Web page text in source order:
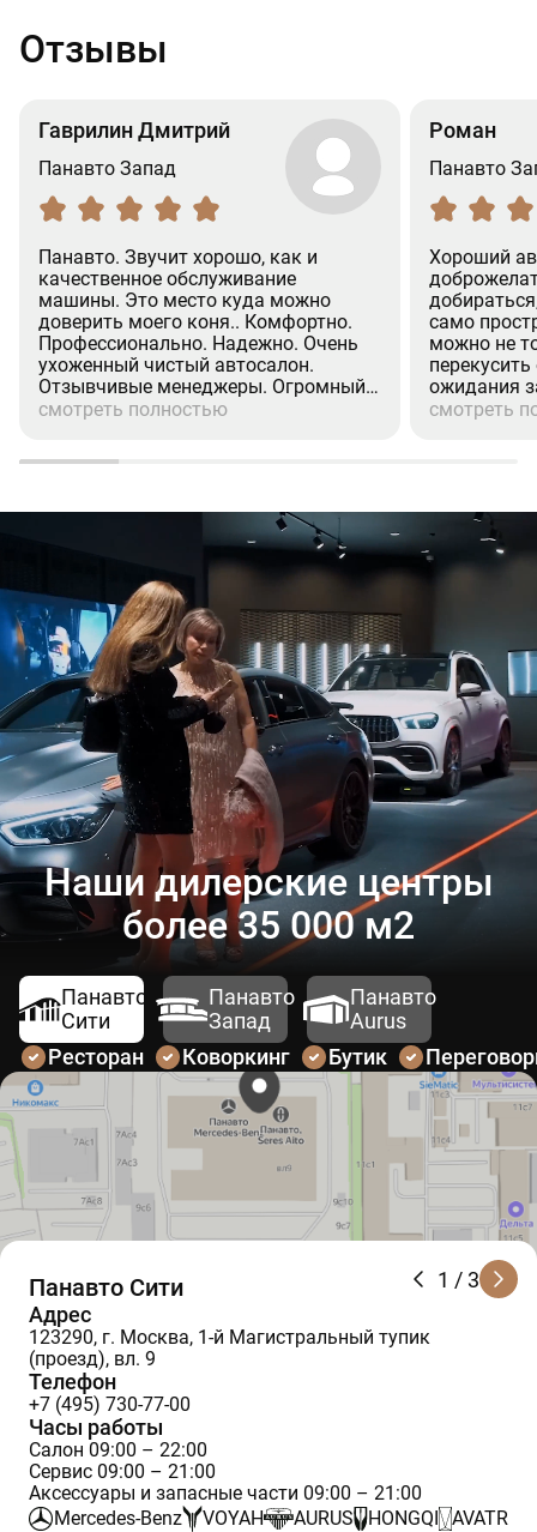
Отзывы
Гаврилин Дмитрий
Панавто Запад
Панавто. Звучит хорошо, как и
качественное обслуживание
машины. Это место куда можно
доверить моего коня.. Комфортно.
Профессионально. Надежно. Очень
ухоженный чистый автосалон.
Отзывчивые менеджеры. Огромный
респект менеджеру (Александр.
делу. Отлично.Рекомендую.
смотреть полностью
Роман
Панавто
Хороший
само
можно не
ожидания
процедуры
эмоции.
смотреть
Наши дилерские центры
более 35 000 м2
Панавто
Сити
Панавто
Запад
Панавто
Aurus
Ресторан
Коворкинг Бутик
1 / 3
Панавто Сити
Адрес
123290, г. Москва, 1-й Магистральный тупик
(проезд), вл. 9
Телефон
+7 (495) 730-77-00
Часы работы
Салон 09:00 – 22:00
Сервис 09:00 – 21:00
Аксессуары и запасные части 09:00 – 21:00
Mercedes-Benz
VOYAH AURUS HONGQI
AVATR